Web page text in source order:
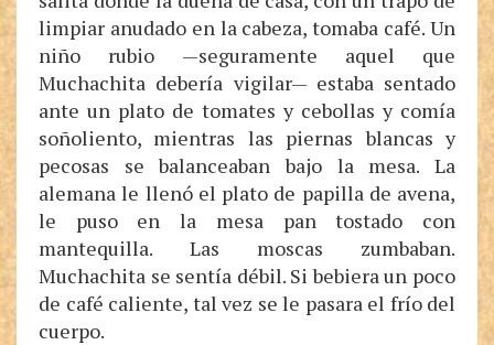
limpiar anudado en la cabeza, tomaba café. Un
niño rubio —seguramente aquel que
Muchachita debería vigilar— estaba sentado
ante un plato de tomates y cebollas y comía
soñoliento, mientras las piernas blancas y
pecosas se balanceaban bajo la mesa. La
alemana le llenó el plato de papilla de avena,
le puso en la mesa pan tostado con
mantequilla. Las moscas zumbaban.
Muchachita se sentía débil. Si bebiera un poco
de café caliente, tal vez se le pasara el frío del
cuerpo.